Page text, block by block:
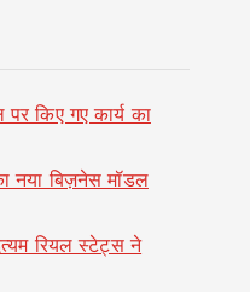
पर किए गए कार्य का
नया बिज़नेस मॉडल
रियल स्टेट्स ने